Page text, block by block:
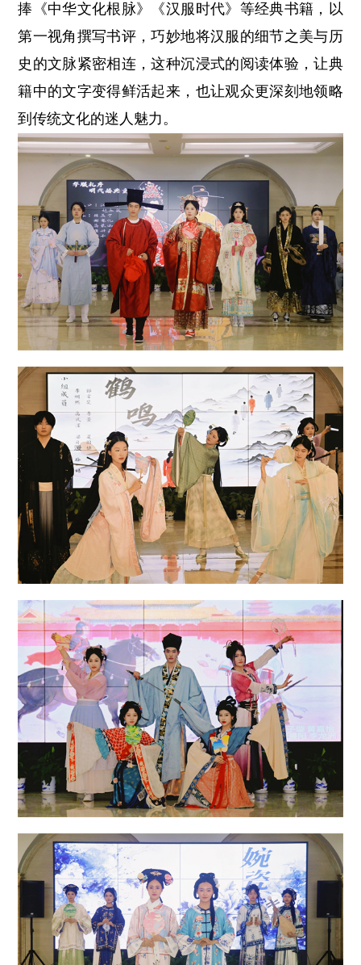
捧《中华文化根脉》《汉服时代》等经典书籍，以
第一视角撰写书评，巧妙地将汉服的细节之美与历
史的文脉紧密相连，这种沉浸式的阅读体验，让典
籍中的文字变得鲜活起来，也让观众更深刻地领略
到传统文化的迷人魅力。